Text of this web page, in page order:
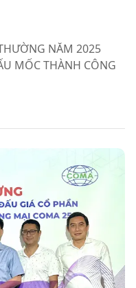
NĂM 2025
MỐC THÀNH CÔNG